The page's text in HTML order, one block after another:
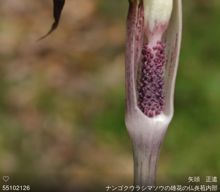
55102126
矢頭 正道
ナンゴクウラシマソウの雄花の仏炎苞内部